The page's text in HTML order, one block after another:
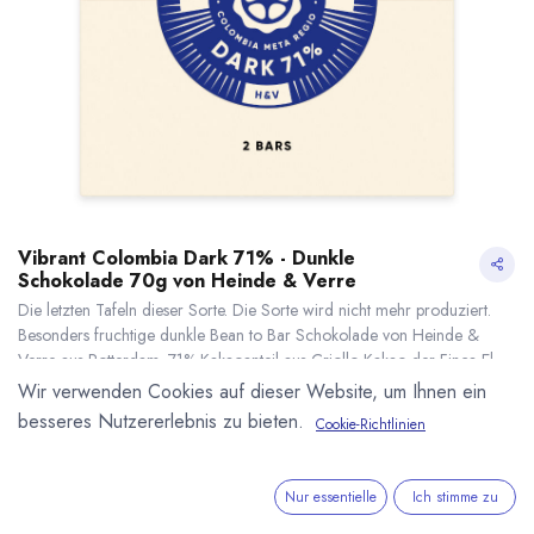
Vibrant Colombia Dark 71% - Dunkle
Schokolade 70g von Heinde & Verre
Die letzten Tafeln dieser Sorte. Die Sorte wird nicht mehr produziert.
Besonders fruchtige dunkle Bean to Bar Schokolade von Heinde &
Verre aus Rotterdam. 71% Kakaoanteil aus Criollo Kakao der Finca El
Jardín in Kolumbien. Inhalt 70g (2x35g Tafel)
6,50€*
(92,86 €/ 1 kg)
Lieferzeit: wird nicht mehr produziert
Wir verwenden Cookies auf dieser Website, um Ihnen ein
besseres Nutzererlebnis zu bieten.
Cookie-Richtlinien
Nur essentielle Ich stimme zu